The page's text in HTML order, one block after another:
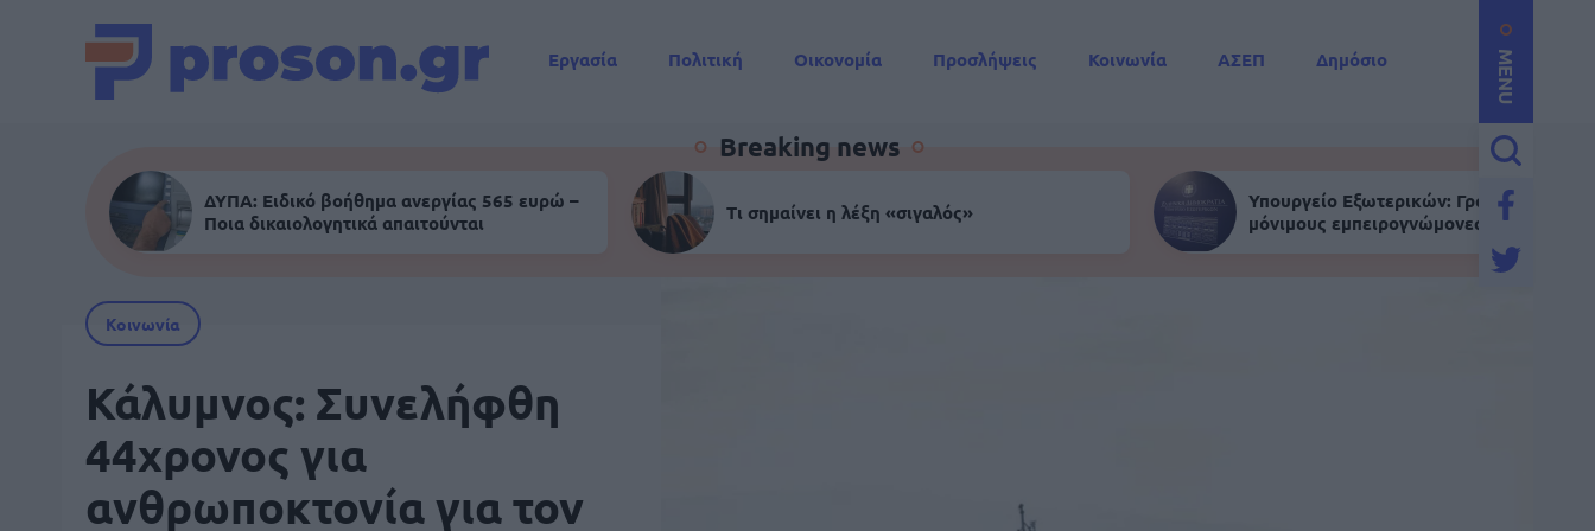
MENU
Εργασία Πολιτική Οικονομία Προσλήψεις Κοινωνία ΑΣΕΠ
Δημόσιο
Breaking news
ΔΥΠΑ: Ειδικό βοήθημα ανεργίας 565 ευρώ –
Ποια δικαιολογητικά απαιτούνται
Τι σημαίνει η λέξη «σιγαλός»
Υπουργείο Εξωτερικών: Γραπτός για
μόνιμους εμπειρογνώμονες
Κοινωνία
Κάλυμνος: Συνελήφθη
44χρονος για
ανθρωποκτονία για τον